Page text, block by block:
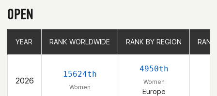
OPEN
YEAR RANK WORLDWIDE RANK BY REGION
2026
15624th
Women
4950th
Women
Europe
YEAR RANK WORLDWIDE RANK BY REGION